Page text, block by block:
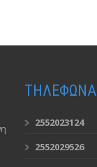
ΤΗΛΕΦΩΝΑ
2552023124
2552029526